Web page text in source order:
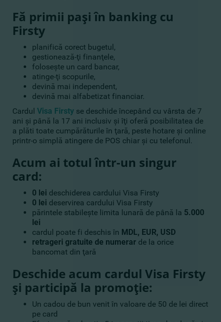
Fă primii paşi în banking cu
Firsty
planifică corect bugetul,
gestionează-ţi finanţele,
foloseşte un card bancar,
atinge-ţi scopurile,
devină mai independent,
devină mai alfabetizat financiar.
Cardul Visa Firsty se deschide începând cu vârsta de 7
ani şi până la 17 ani inclusiv şi îţi oferă posibilitatea de
a plăti toate cumpărăturile în ţară, peste hotare şi online
printr-o simplă atingere de POS chiar şi cu telefonul.
Acum ai totul într-un singur
card:
0 lei deschiderea cardului Visa Firsty
0 lei deservirea cardului Visa Firsty
părintele stabileşte limita lunară de până la 5.000
lei
cardul poate fi deschis în MDL, EUR, USD
retrageri gratuite de numerar de la orice
bancomat din ţară
Deschide acum cardul Visa Firsty
şi participă la promoţie:
Un cadou de bun venit în valoare de 50 de lei direct
pe card